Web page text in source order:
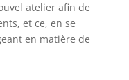
atelier afin de
et ce, en se
en matière de